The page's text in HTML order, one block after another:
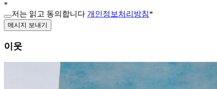
*
저는 읽고 동의합니다 개인정보처리방침*
메시지 보내기
이웃